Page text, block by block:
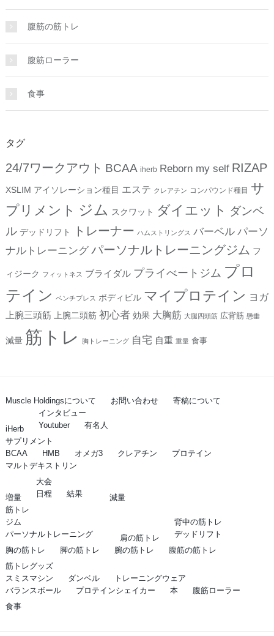
腹筋の筋トレ
腹筋ローラー
食事
タグ
24/7ワークアウト BCAA iherb Reborn my self RIZAP
XSLIM アイソレーション種目 エステ クレアチン コンパウンド種目 サ
プリメント ジム スクワット ダイエット ダンベ
ル デッドリフト トレーナー ハムストリングス バーベル パーソ
ナルトレーニング パーソナルトレーニングジム フ
ィジーク フィットネス ブライダル プライべートジム プロ
テイン ベンチプレス ボディビル マイプロテイン ヨガ
上腕三頭筋
上腕二頭筋 初心者 効果 大胸筋 大腿四頭筋 広背筋 懸垂
減量 筋トレ 胸トレーニング 自宅 自重 重量 食事
Muscle Holdingsについて お問い合わせ 寄稿について
iHerb
インタビュー
Youtuber
有名人
サプリメント
BCAA
HMB オメガ3 クレアチン
プロテイン
マルトデキストリン
増量
大会
日程
結果
減量
筋トレ
ジム
パーソナルトレーニング
肩の筋トレ
背中の筋トレ
デッドリフト
胸の筋トレ
脚の筋トレ 腕の筋トレ
腹筋の筋トレ
筋トレグッズ
スミスマシン
ダンベル
トレーニングウェア
バランスボール
プロテインシェイカー 本
腹筋ローラー
食事